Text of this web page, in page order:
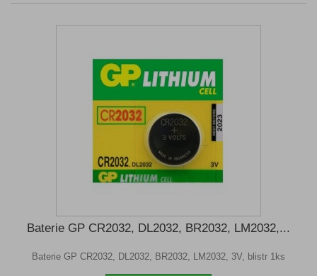
Baterie GP CR2032, DL2032, BR2032, LM2032,...
Baterie GP CR2032, DL2032, BR2032, LM2032, 3V, blistr 1ks